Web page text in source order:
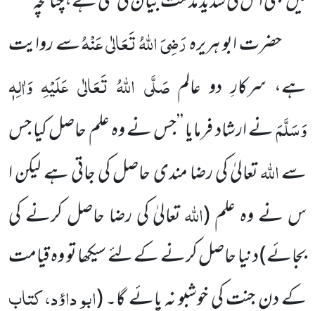
حضرت ابو ہریرہرَضِیَ اللہُ تَعَالٰی عَنْہُسے روایت
ہے، سرکارِ دو عالمصَلَّی اللہُ تَعَالٰی عَلَیْہِ وَاٰلِہٖ
وَسَلَّمَنے ارشاد فرمایا ’’جس نے وہ علم حاصل کیا جس
سےاللہتعالیٰ کی رضا مندی حاصل کی جاتی ہے لیکن ا
س نے وہ علم (اللہتعالیٰ کی رضا حاصل کرنے کی
بجائے) دنیا حاصل کرنے کے لئے سیکھا تو وہ قیامت
کے دن جنت کی خوشبو نہ پائے گا۔(ابو داؤد، کتاب